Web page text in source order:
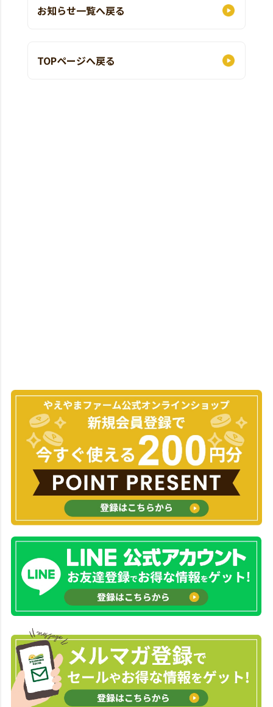
お知らせ一覧へ戻る
TOPページへ戻る